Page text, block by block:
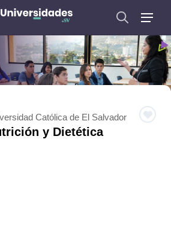
Católica de El Salvador
y Dietética